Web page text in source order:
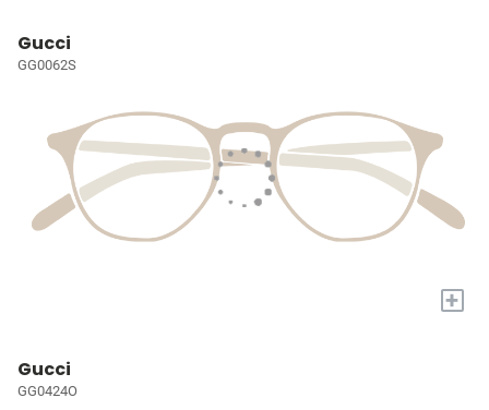
Gucci
GG0062S
+
Gucci
GG0424O